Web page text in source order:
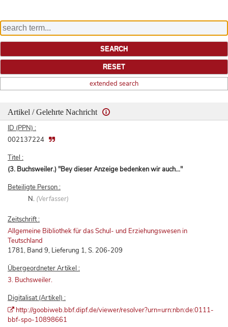
extended search
Artikel / Gelehrte Nachricht
ID (PPN) :
002137224
Titel :
(3. Buchsweiler.) "Bey dieser Anzeige bedenken wir auch..."
Beteiligte Person :
N. (Verfasser)
Zeitschrift :
Allgemeine Bibliothek für das Schul- und Erziehungswesen in
Teutschland
1781, Band 9, Lieferung 1, S. 206-209
Übergeordneter Artikel :
3. Buchsweiler.
Digitalisat (Artikel) :
http://goobiweb.bbf.dipf.de/viewer/resolver?urn=urn:nbn:de:0111-
bbf-spo-10898661